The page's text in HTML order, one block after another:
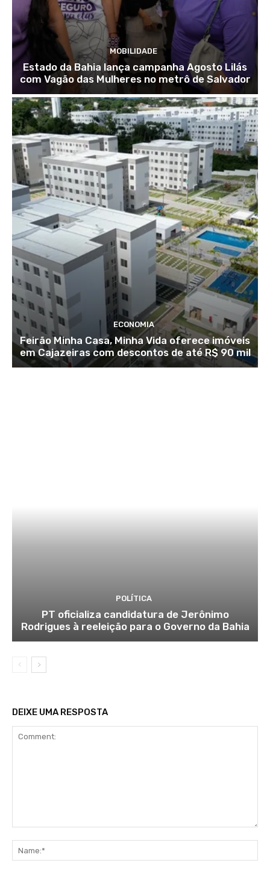
MOBILIDADE
Estado da Bahia lança campanha Agosto Lilás
com Vagão das Mulheres no metrô de Salvador
ECONOMIA
Feirão Minha Casa, Minha Vida oferece imóveis
em Cajazeiras com descontos de até R$ 90 mil
POLÍTICA
PT oficializa candidatura de Jerônimo
Rodrigues à reeleição para o Governo da Bahia
DEIXE UMA RESPOSTA